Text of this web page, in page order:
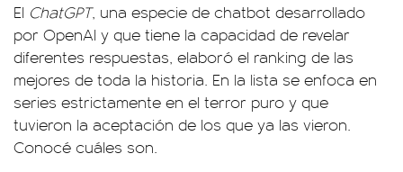
El ChatGPT, una especie de chatbot desarrollado
por OpenAI y que tiene la capacidad de revelar
diferentes respuestas, elaboró el ranking de las
mejores de toda la historia. En la lista se enfoca en
series estrictamente en el terror puro y que
tuvieron la aceptación de los que ya las vieron.
Conocé cuáles son.